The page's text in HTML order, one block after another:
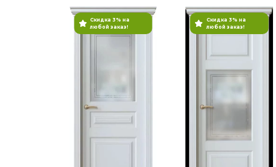
Скидка 3% на
любой заказ!
Скидка 3% на
любой заказ!